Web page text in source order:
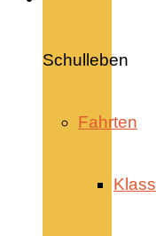
Schulleben
Fahrten